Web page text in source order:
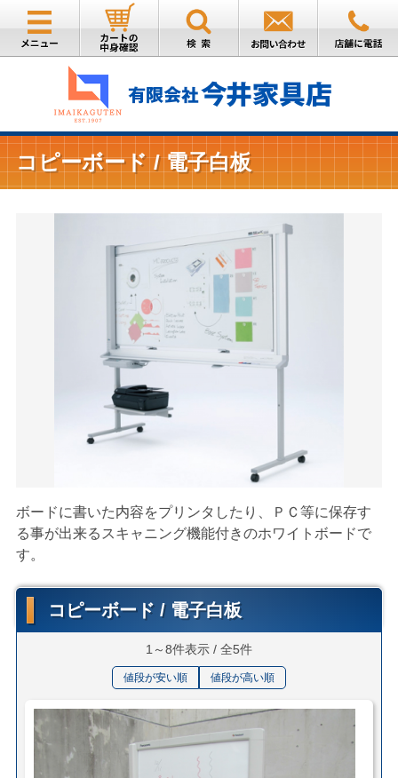
コピーボード / 電子白板
ボードに書いた内容をプリンタしたり、ＰＣ等に保存す
る事が出来るスキャニング機能付きのホワイトボードで
す。
コピーボード / 電子白板
1～8件表示 / 全5件
値段が安い順 値段が高い順